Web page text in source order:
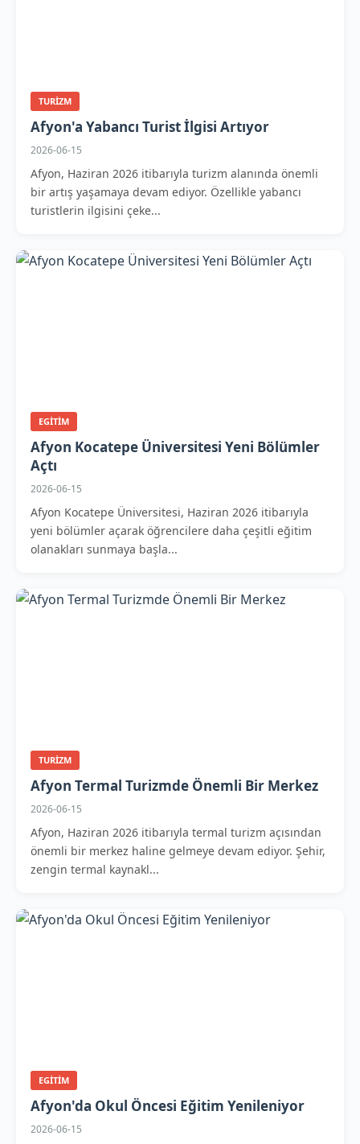
TURIZM
Afyon'a Yabancı Turist İlgisi Artıyor
2026-06-15
Afyon, Haziran 2026 itibarıyla turizm alanında önemli
bir artış yaşamaya devam ediyor. Özellikle yabancı
turistlerin ilgisini çeke...
EGITIM
Afyon Kocatepe Üniversitesi Yeni Bölümler
Açtı
2026-06-15
Afyon Kocatepe Üniversitesi, Haziran 2026 itibarıyla
yeni bölümler açarak öğrencilere daha çeşitli eğitim
olanakları sunmaya başla...
TURIZM
Afyon Termal Turizmde Önemli Bir Merkez
2026-06-15
Afyon, Haziran 2026 itibarıyla termal turizm açısından
önemli bir merkez haline gelmeye devam ediyor. Şehir,
zengin termal kaynakl...
EGITIM
Afyon'da Okul Öncesi Eğitim Yenileniyor
2026-06-15